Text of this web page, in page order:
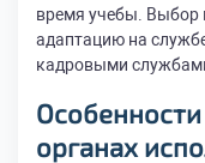
время учебы. Выбор
адаптацию на
кадровыми
органах